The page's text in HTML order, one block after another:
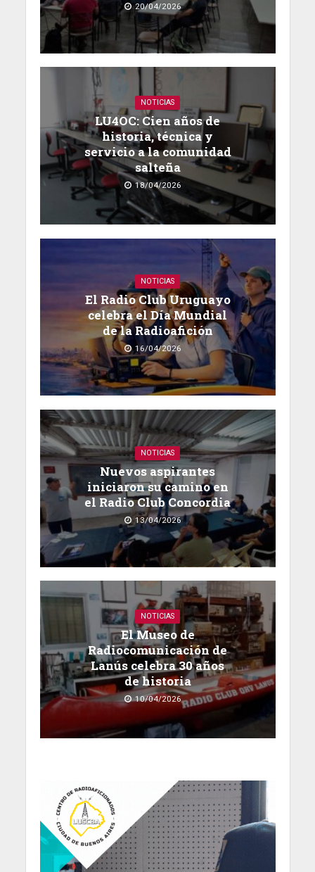
20/04/2026
NOTICIAS
LU4OC: Cien años de
historia, técnica y
servicio a la comunidad
salteña
18/04/2026
NOTICIAS
El Radio Club Uruguayo
celebra el Día Mundial
de la Radioafición
16/04/2026
NOTICIAS
Nuevos aspirantes
iniciaron su camino en
el Radio Club Concordia
13/04/2026
NOTICIAS
El Museo de
Radiocomunicación de
Lanús celebra 30 años
de historia
10/04/2026